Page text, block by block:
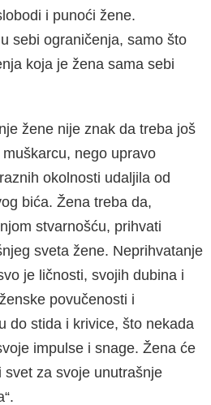
i punoći žene.
sebi ogra­ničenja, samo što
koja je žena sama sebi
žene nije znak da tre­ba još
nego upravo
okolnosti udaljila od
bića. Žena treba da,
stvarno­šću, prihvati
sveta žene. Neprihvatanje
je ličnosti, svojih dubina i
povučenosti i
do stida i krivice, što nekada
impulse i snage. Žena će
za svoje unutrašnje